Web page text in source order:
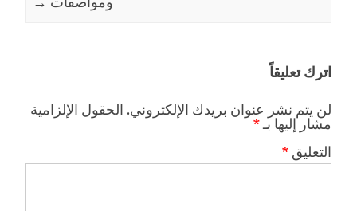
اترك تعليقاً
لن يتم نشر عنوان بريدك الإلكتروني. الحقول الإلزامية
مشار إليها بـ *
التعليق *